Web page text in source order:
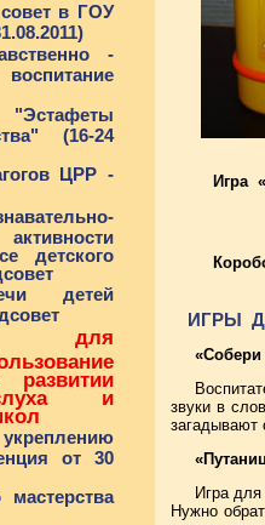
совет в ГОУ
-
(16-24
ЦРР -
детского
детей
для
развитии
слуха и
от 30
мастерства
Игра
ИГРЫ
«Собери
звуки в
загадывают
Игра для
Нужно